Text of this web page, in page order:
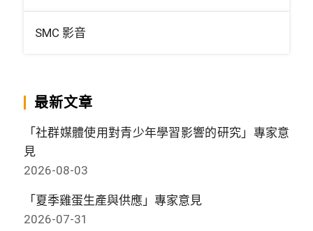
SMC 影音
最新文章
「社群媒體使用對青少年學習影響的研究」專家意
見
2026-08-03
「夏季雞蛋生產與供應」專家意見
2026-07-31